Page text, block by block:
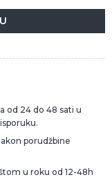
od 24 do 48 sati u
porudžbine
u roku od 12-48h